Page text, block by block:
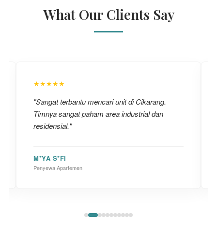
What Our Clients Say
★★★★★
"Sangat terbantu mencari unit di Cikarang.
Timnya sangat paham area industrial dan
residensial."
M*YA S*FI
Penyewa Apartemen